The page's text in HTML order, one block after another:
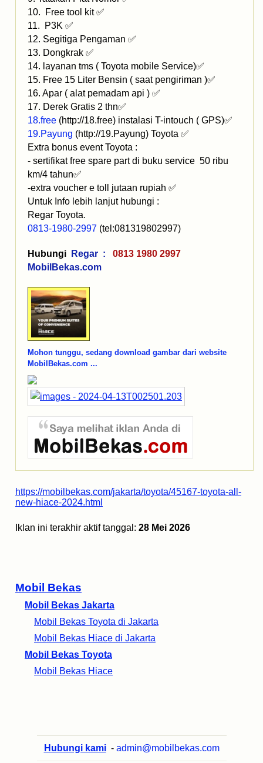
Mobil Bekas
Mobil Bekas Jakarta
Mobil Bekas Toyota di Jakarta
Mobil Bekas Hiace di Jakarta
Mobil Bekas Toyota
Mobil Bekas Hiace
10. Free tool kit ✅
11. P3K ✅
12. Segitiga Pengaman ✅
13. Dongkrak ✅
14. layanan tms ( Toyota mobile Service)✅
15. Free 15 Liter Bensin ( saat pengiriman )✅
16. Apar ( alat pemadam api ) ✅
17. Derek Gratis 2 thn✅
18.free (http://18.free) instalasi T-intouch ( GPS)✅
19.Payung (http://19.Payung) Toyota ✅
Extra bonus event Toyota :
- sertifikat free spare part di buku service 50 ribu
km/4 tahun✅
-extra voucher e toll jutaan rupiah ✅
Untuk Info lebih lanjut hubungi :
Regar Toyota.
0813-1980-2997 (tel:081319802997)
Hubungi Regar :
0813 1980 2997
MobilBekas.com
Mohon tunggu, sedang download gambar dari website
MobilBekas.com ...
https://mobilbekas.com/jakarta/toyota/45167-toyota-all-
new-hiace-2024.html
Iklan ini terakhir aktif tanggal: 28 Mei 2026
Hubungi kami - admin@mobilbekas.com